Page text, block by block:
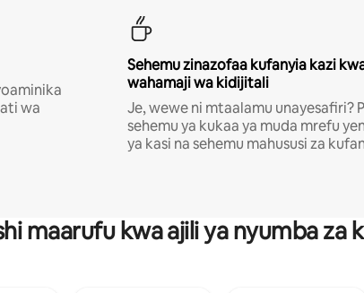
wa
Sehemu zinazofaa kufanyia kazi
wahamaji wa kidijitali
Je, wewe ni mtaalamu unayesafiri?
sehemu ya kukaa ya muda mrefu
ya kasi na sehemu mahususi za
maarufu kwa ajili ya nyumba za